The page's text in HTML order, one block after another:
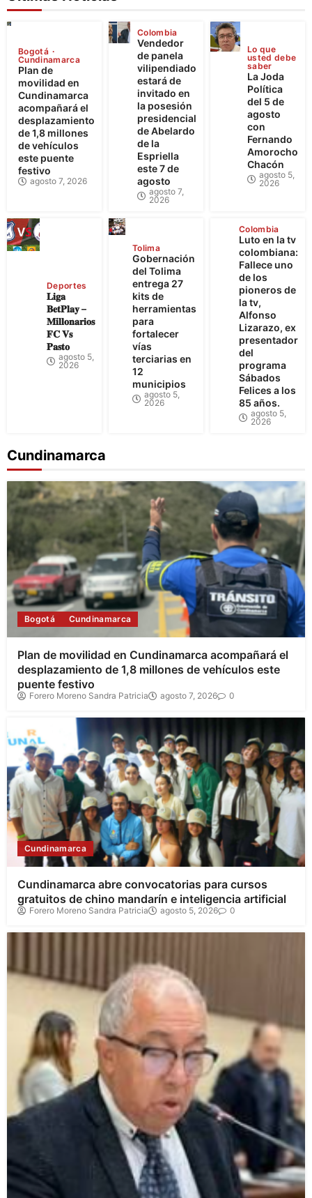
Bogotá
Cundinamarca
Plan de
movilidad en
Cundinamarca
acompañará el
desplazamiento
de 1,8 millones
de vehículos
este puente
festivo
agosto 7, 2026
Colombia
Vendedor
de panela
vilipendiado
estará de
invitado en
la posesión
presidencial
de Abelardo
de la
Espriella
este 7 de
agosto
agosto 7,
2026
Lo que
usted debe
saber
La Joda
Política
del 5 de
agosto
con
Fernando
Amorocho
Chacón
agosto 5,
2026
Deportes
𝐋𝐢𝐠𝐚
𝐁𝐞𝐭𝐏𝐥𝐚𝐲 –
𝐌𝐢𝐥𝐥𝐨𝐧𝐚𝐫𝐢𝐨𝐬
𝐅𝐂 𝐕𝐬
𝐏𝐚𝐬𝐭𝐨
agosto 5,
2026
Tolima
Gobernación
del Tolima
entrega 27
kits de
herramientas
para
fortalecer
vías
terciarias en
12
municipios
agosto 5,
2026
Colombia
Luto en la tv
colombiana:
Fallece uno
de los
pioneros de
la tv,
Alfonso
Lizarazo, ex
presentador
del
programa
Sábados
Felices a los
85 años.
agosto 5,
2026
Cundinamarca
Bogotá Cundinamarca
Plan de movilidad en Cundinamarca acompañará el
desplazamiento de 1,8 millones de vehículos este
puente festivo
Forero Moreno Sandra Patricia agosto 7, 2026 0
Cundinamarca
Cundinamarca abre convocatorias para cursos
gratuitos de chino mandarín e inteligencia artificial
Forero Moreno Sandra Patricia agosto 5, 2026 0